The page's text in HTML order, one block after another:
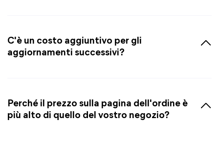
C'è un costo aggiuntivo per gli
aggiornamenti successivi?
Perché il prezzo sulla pagina dell'ordine è
più alto di quello del vostro negozio?